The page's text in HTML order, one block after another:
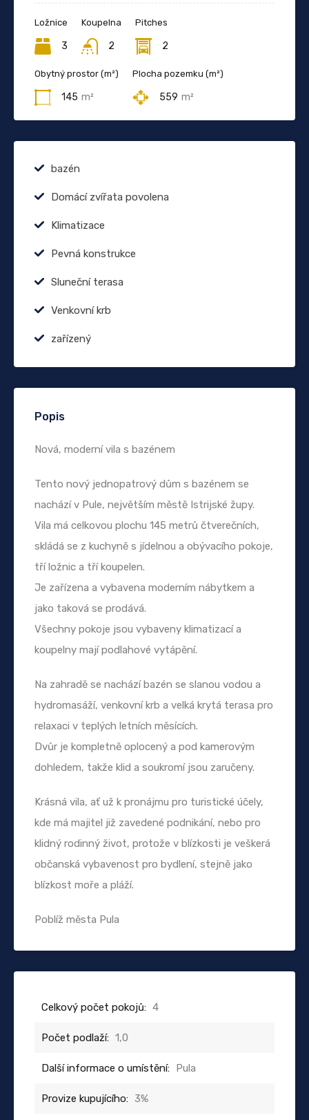
Ložnice
3
Koupelna
2
Pitches
2
Obytný prostor (m²)
145 m²
Plocha pozemku (m²)
559 m²
bazén
Domácí zvířata povolena
Klimatizace
Pevná konstrukce
Sluneční terasa
Venkovní krb
zařízený
Popis
Nová, moderní vila s bazénem
Tento nový jednopatrový dům s bazénem se
nachází v Pule, největším městě Istrijské župy.
Vila má celkovou plochu 145 metrů čtverečních,
skládá se z kuchyně s jídelnou a obývacího pokoje,
tří ložnic a tří koupelen.
Je zařízena a vybavena moderním nábytkem a
jako taková se prodává.
Všechny pokoje jsou vybaveny klimatizací a
koupelny mají podlahové vytápění.
Na zahradě se nachází bazén se slanou vodou a
hydromasáží, venkovní krb a velká krytá terasa pro
relaxaci v teplých letních měsících.
Dvůr je kompletně oplocený a pod kamerovým
dohledem, takže klid a soukromí jsou zaručeny.
Krásná vila, ať už k pronájmu pro turistické účely,
kde má majitel již zavedené podnikání, nebo pro
klidný rodinný život, protože v blízkosti je veškerá
občanská vybavenost pro bydlení, stejně jako
blízkost moře a pláží.
Poblíž města Pula
Celkový počet pokojů: 4
Počet podlaží: 1,0
Další informace o umístění: Pula
Provize kupujícího: 3%